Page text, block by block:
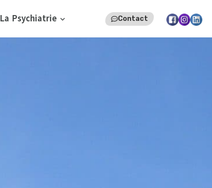
La Psychiatrie Contact